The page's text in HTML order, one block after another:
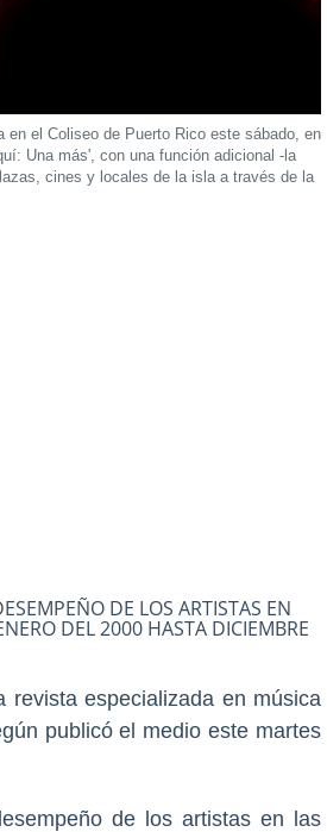
el Coliseo de Puerto Rico este sábado, en
Una más', con una función adicional -la
cines y locales de la isla a través de la
DE LOS ARTISTAS EN
DEL 2000 HASTA DICIEMBRE
revista especializada en música
publicó el medio este martes
de los artistas en las